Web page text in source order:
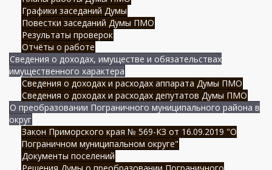
Графики заседаний Думы
Повестки заседаний Думы ПМО
Результаты проверок
Отчёты о работе
Сведения о доходах, имуществе и обязательствах
имущественного характера
Сведения о доходах и расходах аппарата Думы ПМО
Сведения о доходах и расходах депутатов Думы ПМО
О преобразовании Пограничного муниципального района в
округ
Закон Приморского края № 569-КЗ от 16.09.2019 "О
Пограничном муниципальном округе"
Документы поселений